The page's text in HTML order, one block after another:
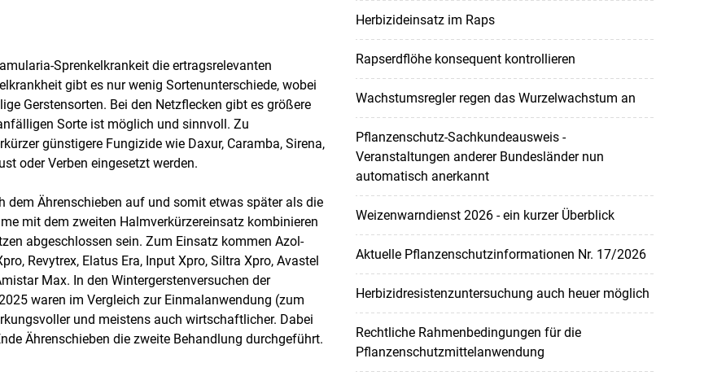
Sprenkelkrankeit die ertragsrelevanten
gibt es nur wenig Sortenunterschiede, wobei
Gerstensorten. Bei den Netzflecken gibt es größere
Sorte ist möglich und sinnvoll. Zu
günstigere Fungizide wie Daxur, Caramba, Sirena,
oder Verben eingesetzt werden.
dem Ährenschieben auf und somit etwas später als die
mit dem zweiten Halmverkürzereinsatz kombinieren
abgeschlossen sein. Zum Einsatz kommen Azol-
Revytrex, Elatus Era, Input Xpro, Siltra Xpro, Avastel
Max. In den Wintergerstenversuchen der
waren im Vergleich zur Einmalanwendung (zum
und meistens auch wirtschaftlicher. Dabei
Ährenschieben die zweite Behandlung durchgeführt.
Herbizideinsatz im Raps
Rapserdflöhe konsequent kontrollieren
Wachstumsregler regen das Wurzelwachstum an
Pflanzenschutz-Sachkundeausweis -
Veranstaltungen anderer Bundesländer nun
automatisch anerkannt
Weizenwarndienst 2026 - ein kurzer Überblick
Aktuelle Pflanzenschutzinformationen Nr. 17/2026
Herbizidresistenzuntersuchung auch heuer möglich
Rechtliche Rahmenbedingungen für die
Pflanzenschutzmittelanwendung